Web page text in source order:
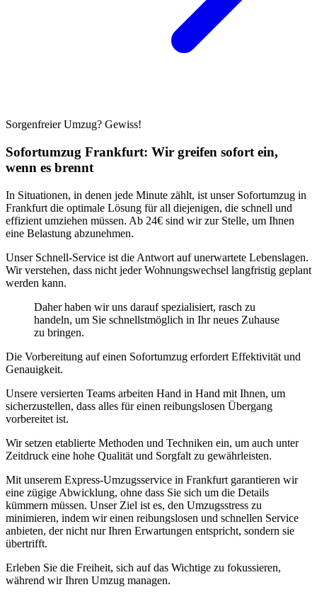
Sorgenfreier Umzug? Gewiss!
Sofortumzug Frankfurt: Wir greifen sofort ein,
wenn es brennt
In Situationen, in denen jede Minute zählt, ist unser Sofortumzug in
Frankfurt die optimale Lösung für all diejenigen, die schnell und
effizient umziehen müssen. Ab 24€ sind wir zur Stelle, um Ihnen
eine Belastung abzunehmen.
Unser Schnell-Service ist die Antwort auf unerwartete Lebenslagen.
Wir verstehen, dass nicht jeder Wohnungswechsel langfristig geplant
werden kann.
Daher haben wir uns darauf spezialisiert, rasch zu
handeln, um Sie schnellstmöglich in Ihr neues Zuhause
zu bringen.
Die Vorbereitung auf einen Sofortumzug erfordert Effektivität und
Genauigkeit.
Unsere versierten Teams arbeiten Hand in Hand mit Ihnen, um
sicherzustellen, dass alles für einen reibungslosen Übergang
vorbereitet ist.
Wir setzen etablierte Methoden und Techniken ein, um auch unter
Zeitdruck eine hohe Qualität und Sorgfalt zu gewährleisten.
Mit unserem Express-Umzugsservice in Frankfurt garantieren wir
eine zügige Abwicklung, ohne dass Sie sich um die Details
kümmern müssen. Unser Ziel ist es, den Umzugsstress zu
minimieren, indem wir einen reibungslosen und schnellen Service
anbieten, der nicht nur Ihren Erwartungen entspricht, sondern sie
übertrifft.
Erleben Sie die Freiheit, sich auf das Wichtige zu fokussieren,
während wir Ihren Umzug managen.